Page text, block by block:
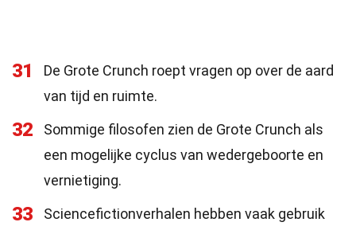
31
De Grote Crunch roept vragen op over de aard
van tijd en ruimte.
32
Sommige filosofen zien de Grote Crunch als
een mogelijke cyclus van wedergeboorte en
vernietiging.
33
Sciencefictionverhalen hebben vaak gebruik